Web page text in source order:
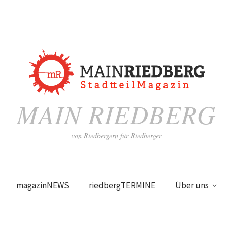
MAIN RIEDBERG
von Riedbergern für Riedberger
magazinNEWS riedbergTERMINE Über uns